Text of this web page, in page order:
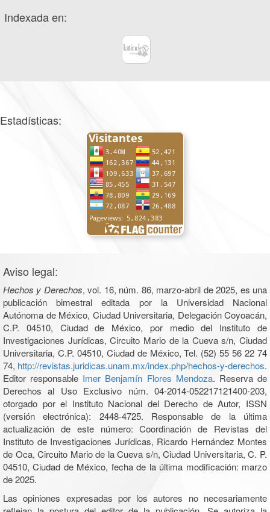
Indexada en:
Estadísticas:
Aviso legal:
Hechos y Derechos, vol. 16, núm. 86, marzo-abril de 2025, es una
publicación bimestral editada por la Universidad Nacional
Autónoma de México, Ciudad Universitaria, Delegación Coyoacán,
C.P. 04510, Ciudad de México, por medio del Instituto de
Investigaciones Jurídicas, Circuito Mario de la Cueva s/n, Ciudad
Universitaria, C.P. 04510, Ciudad de México, Tel. (52) 55 56 22 74
74, http://revistas.juridicas.unam.mx/index.php/hechos-y-derechos.
Editor responsable Imer Benjamín Flores Mendoza. Reserva de
Derechos al Uso Exclusivo núm. 04-2014-052217121400-203,
otorgado por el Instituto Nacional del Derecho de Autor, ISSN
(versión electrónica): 2448-4725. Responsable de la última
actualización de este número: Coordinación de Revistas del
Instituto de Investigaciones Jurídicas, Ricardo Hernández Montes
de Oca, Circuito Mario de la Cueva s/n, Ciudad Universitaria, C. P.
04510, Ciudad de México, fecha de la última modificación: marzo
de 2025.
Las opiniones expresadas por los autores no necesariamente